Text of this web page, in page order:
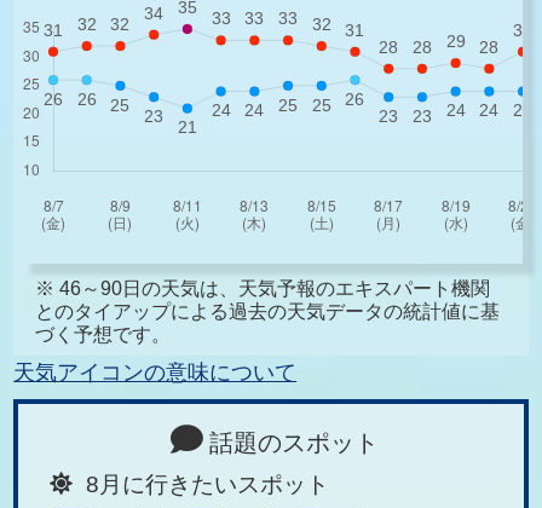
※ 46～90日の天気は、天気予報のエキスパート機関
とのタイアップによる過去の天気データの統計値に基
づく予想です。
天気アイコンの意味について
話題のスポット
8月に行きたいスポット